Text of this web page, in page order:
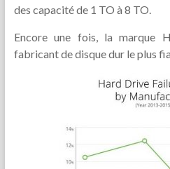
des capacité de 1 TO à 8 TO.
Encore une fois, la marque
fabricant de disque dur le plus